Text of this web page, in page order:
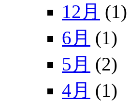
12月 (1)
6月 (1)
5月 (2)
4月 (1)